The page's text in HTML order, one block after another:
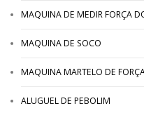
MAQUINA DE MEDIR FORÇA
MAQUINA DE SOCO
MAQUINA MARTELO DE
ALUGUEL DE PEBOLIM